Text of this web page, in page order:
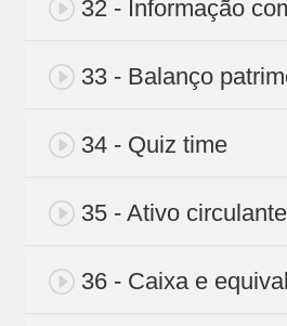
32 - Informação
33 - Balanço
34 - Quiz time
35 - Ativo circulante
36 - Caixa e